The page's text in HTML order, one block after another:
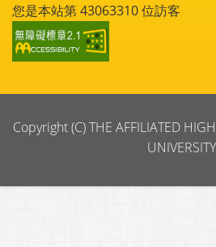
您是本站第43063310位訪客
Copyright (C) THE AFFILIATED
UNIVERSITY